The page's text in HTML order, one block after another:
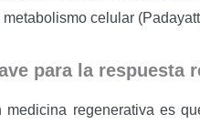
celular
para la respuesta
regenerativa es